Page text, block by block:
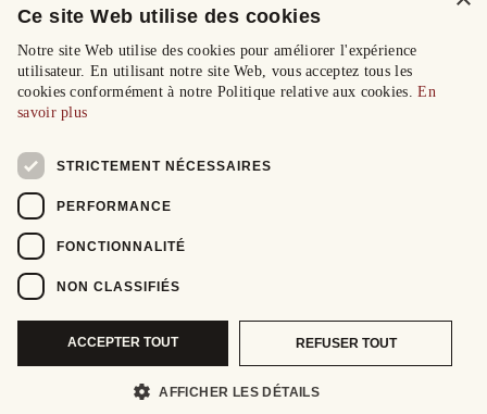
Ce site Web utilise des cookies
Notre site Web utilise des cookies pour améliorer l'expérience
utilisateur. En utilisant notre site Web, vous acceptez tous les
cookies conformément à notre Politique relative aux cookies.En
savoir plus
STRICTEMENT NÉCESSAIRES
PERFORMANCE
FONCTIONNALITÉ
NON CLASSIFIÉS
ACCEPTER TOUT REFUSER TOUT
AFFICHER LES DÉTAILS